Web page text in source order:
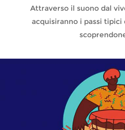
Attraverso il suono dal
acquisiranno i passi tipici